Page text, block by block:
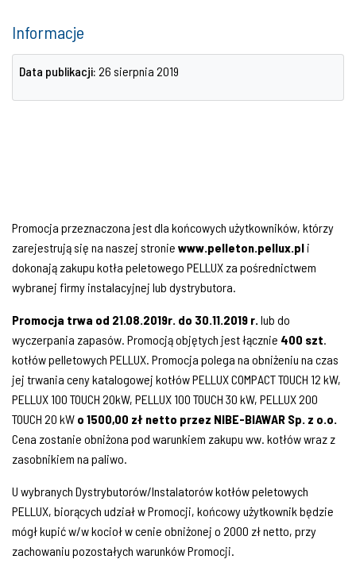
Informacje
Data publikacji: 26 sierpnia 2019
Promocja przeznaczona jest dla końcowych użytkowników, którzy
zarejestrują się na naszej stronie www.pelleton.pellux.pl i
dokonają zakupu kotła peletowego PELLUX za pośrednictwem
wybranej firmy instalacyjnej lub dystrybutora.
Promocja trwa od 21.08.2019r. do 30.11.2019 r. lub do
wyczerpania zapasów. Promocją objętych jest łącznie 400 szt
kotłów pelletowych PELLUX. Promocja polega na obniżeniu na czas
jej trwania ceny katalogowej kotłów PELLUX COMPACT TOUCH 12 kW,
PELLUX 100 TOUCH 20kW, PELLUX 100 TOUCH 30 kW, PELLUX 200
TOUCH 20 kW o 1500,00 zł netto przez NIBE-BIAWAR Sp. z o.o.
Cena zostanie obniżona pod warunkiem zakupu ww. kotłów wraz z
zasobnikiem na paliwo.
U wybranych Dystrybutorów/Instalatorów kotłów peletowych
PELLUX, biorących udział w Promocji, końcowy użytkownik będzie
mógł kupić w/w kocioł w cenie obniżonej o 2000 zł netto, przy
zachowaniu pozostałych warunków Promocji.